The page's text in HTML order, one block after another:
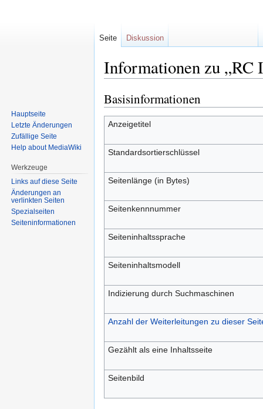
Informationen zu „RC
Zur
Navigation
springen
Zur
Suche
springen
Basisinformationen
Anzeigetitel
Standardsortierschlüssel
Seitenlänge (in Bytes)
Seitenkennnummer
Seiteninhaltssprache
Seiteninhaltsmodell
Indizierung durch Suchmaschinen
Anzahl der Weiterleitungen zu dieser
Gezählt als eine Inhaltsseite
Seitenbild
Seite Diskussion
Hauptseite
Letzte Änderungen
Zufällige Seite
Help about MediaWiki
Werkzeuge
Links auf diese Seite
Änderungen an
verlinkten Seiten
Spezialseiten
Seiten­informationen